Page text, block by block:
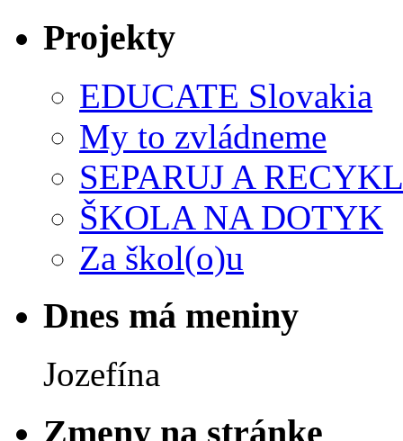
Projekty
EDUCATE Slovakia
My to zvládneme
SEPARUJ A
ŠKOLA NA DOTYK
Za škol(o)u
Dnes má meniny
Jozefína
Zmeny na stránke